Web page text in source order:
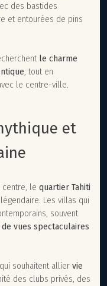
des bastides
et entourées de pins
le charme
, tout en
le centre-ville.
et
centre, le quartier Tahiti
Les villas qui
souvent
vues spectaculaires
souhaitent allier vie
des clubs privés, des